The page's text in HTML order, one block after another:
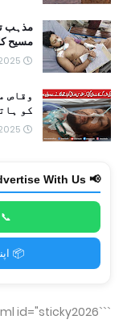
مذہب
مسیح
وقاص
کو
📢 Advertise With Us
📞 WhatsApp پر رابطہ کریں
📦
```html id="sticky2026"